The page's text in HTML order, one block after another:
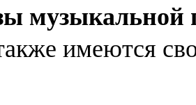
музыкальной
имеются